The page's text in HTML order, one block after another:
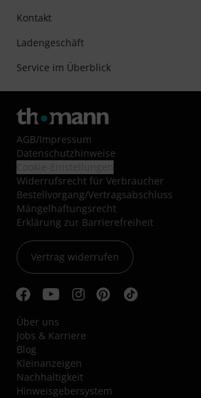
Kontakt
Ladengeschäft
Service im Überblick
AGB/Impressum
Datenschutzhinweise
Widerrufsrecht für Verbraucher
Bestellvorgang/Vertragsabschluss
Mängelhaftungsrecht
Erklärung zur Barrierefreiheit
Vertrag widerrufen
Über uns
Jobs & Karriere
Blog
Kleinanzeigen
Nachhaltigkeit
Hinweisgebersystem